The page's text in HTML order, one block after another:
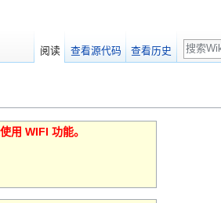
用 WIFI 功能。
阅读 查看源代码 查看历史
搜
索